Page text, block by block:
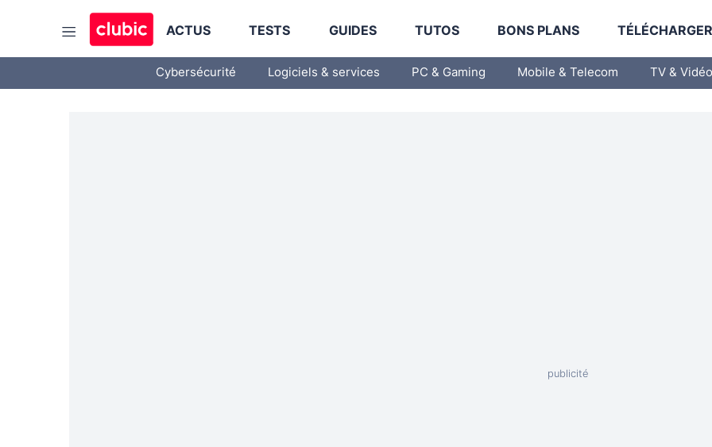
ACTUS TESTS GUIDES TUTOS BONS PLANS
Cybersécurité Logiciels & services PC & Gaming Mobile & Telecom TV & Vidéo